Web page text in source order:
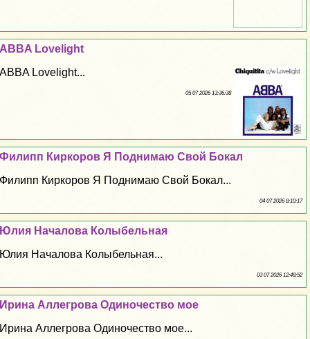
ABBA Lovelight
ABBA Lovelight...
05 07 2026 13:36:38
Филипп Киркоров Я Поднимаю Свой Бокал
Филипп Киркоров Я Поднимаю Свой Бокал...
04 07 2026 8:10:17
Юлия Началова Колыбельная
Юлия Началова Колыбельная...
03 07 2026 12:48:52
Ирина Аллегрова Одиночество мое
Ирина Аллегрова Одиночество мое...